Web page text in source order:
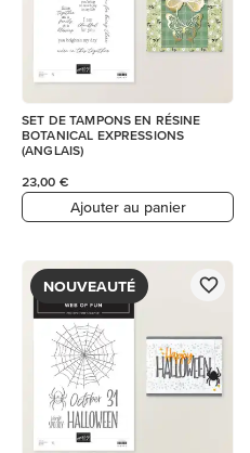
SET DE TAMPONS EN RÉSINE
BOTANICAL EXPRESSIONS
(ANGLAIS)
23,00 €
Ajouter au panier
NOUVEAUTÉ